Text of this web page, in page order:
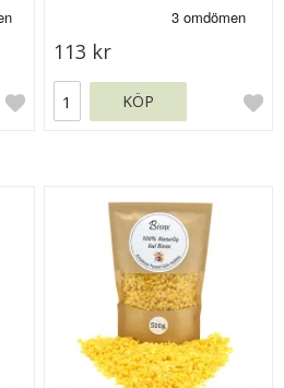
113 kr
KÖP